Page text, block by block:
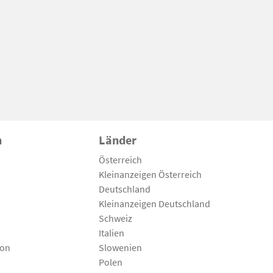
Länder
Österreich
Kleinanzeigen Österreich
Deutschland
Kleinanzeigen Deutschland
Schweiz
Italien
Slowenien
Polen